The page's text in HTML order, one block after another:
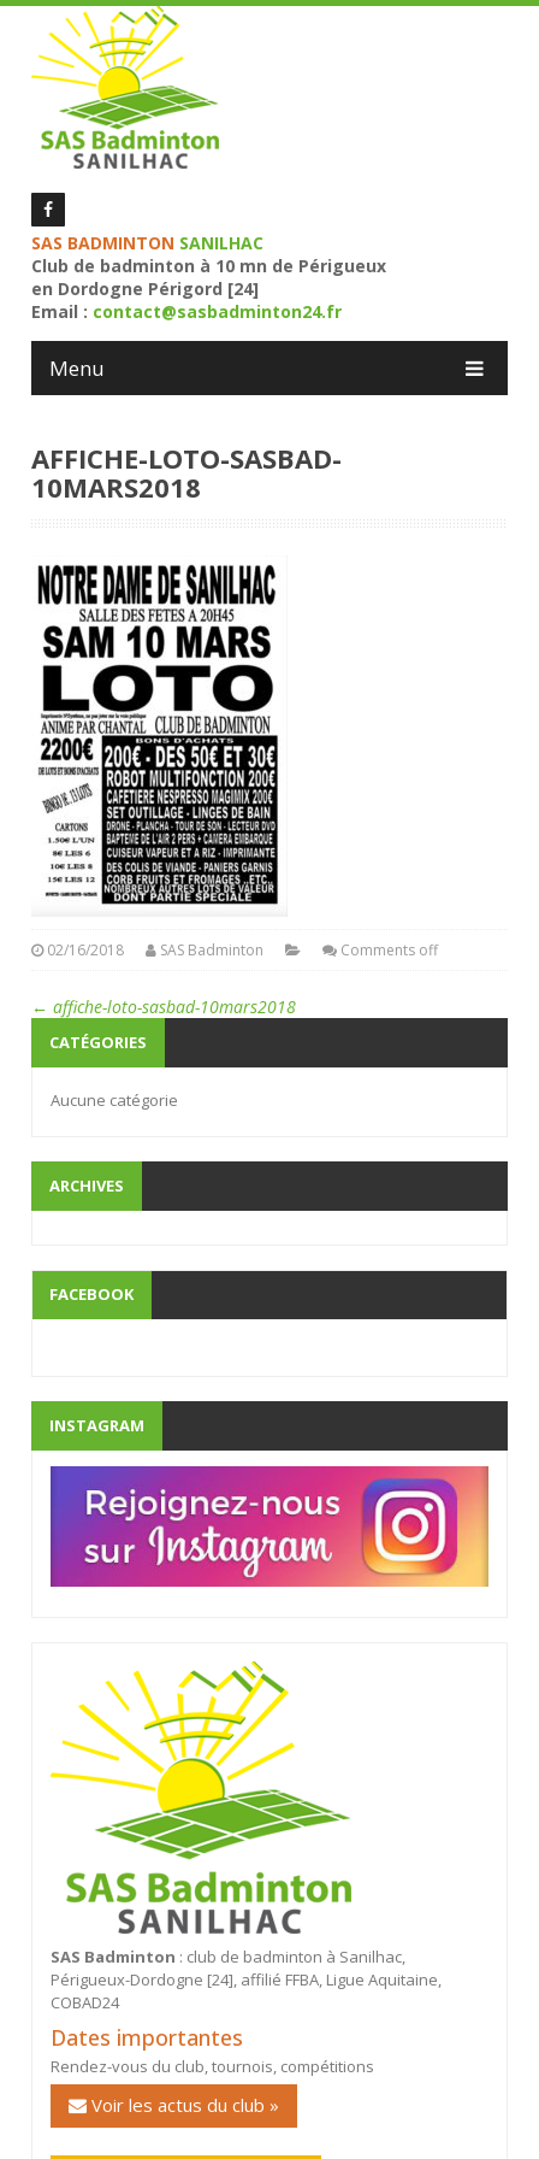
SAS BADMINTON SANILHAC
Club de badminton à 10 mn de Périgueux
en Dordogne Périgord [24]
Email : contact@sasbadminton24.fr
Menu
AFFICHE-LOTO-SASBAD-
10MARS2018
02/16/2018 SAS Badminton Comments off
← affiche-loto-sasbad-10mars2018
CATÉGORIES
Aucune catégorie
ARCHIVES
FACEBOOK
INSTAGRAM
SAS Badminton : club de badminton à Sanilhac,
Périgueux-Dordogne [24], affilié FFBA, Ligue Aquitaine,
COBAD24
Dates importantes
Rendez-vous du club, tournois, compétitions
Voir les actus du club »